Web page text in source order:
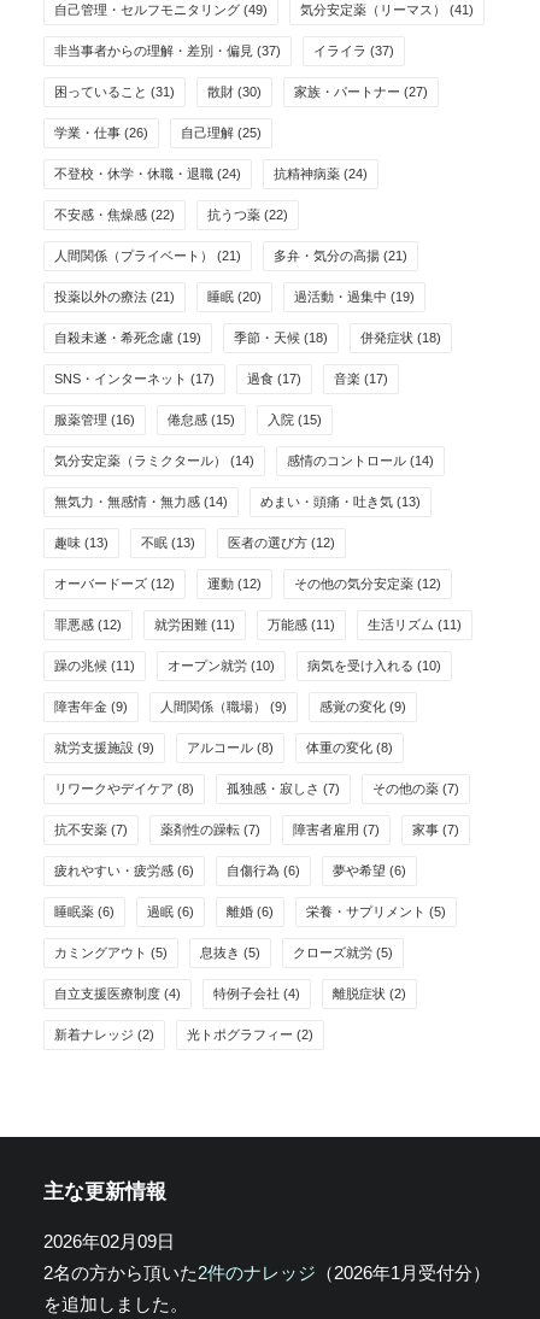
自己管理・セルフモニタリング (49) 気分安定薬（リーマス） (41)
非当事者からの理解・差別・偏見 (37) イライラ (37)
困っていること (31) 散財 (30) 家族・パートナー (27)
学業・仕事 (26) 自己理解 (25)
不登校・休学・休職・退職 (24) 抗精神病薬 (24)
不安感・焦燥感 (22) 抗うつ薬 (22)
人間関係（プライベート） (21) 多弁・気分の高揚 (21)
投薬以外の療法 (21) 睡眠 (20) 過活動・過集中 (19)
自殺未遂・希死念慮 (19) 季節・天候 (18) 併発症状 (18)
SNS・インターネット (17) 過食 (17) 音楽 (17)
服薬管理 (16) 倦怠感 (15) 入院 (15)
気分安定薬（ラミクタール） (14) 感情のコントロール (14)
無気力・無感情・無力感 (14) めまい・頭痛・吐き気 (13)
趣味 (13) 不眠 (13) 医者の選び方 (12)
オーバードーズ (12) 運動 (12) その他の気分安定薬 (12)
罪悪感 (12) 就労困難 (11) 万能感 (11) 生活リズム (11)
躁の兆候 (11) オープン就労 (10) 病気を受け入れる (10)
障害年金 (9) 人間関係（職場） (9) 感覚の変化 (9)
就労支援施設 (9) アルコール (8) 体重の変化 (8)
リワークやデイケア (8) 孤独感・寂しさ (7) その他の薬 (7)
抗不安薬 (7) 薬剤性の躁転 (7) 障害者雇用 (7) 家事 (7)
疲れやすい・疲労感 (6) 自傷行為 (6) 夢や希望 (6)
睡眠薬 (6) 過眠 (6) 離婚 (6) 栄養・サプリメント (5)
カミングアウト (5) 息抜き (5) クローズ就労 (5)
自立支援医療制度 (4) 特例子会社 (4) 離脱症状 (2)
新着ナレッジ (2) 光トポグラフィー (2)
主な更新情報
2026年02月09日
2名の方から頂いた2件のナレッジ （2026年1月受付分）
を追加しました。